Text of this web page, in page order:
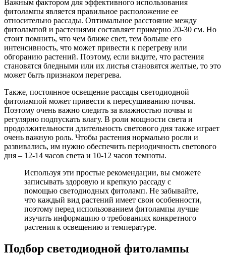
Важным фактором для эффективного использования
фитолампы является правильное расположение ее
относительно рассады. Оптимальное расстояние между
фитолампой и растениями составляет примерно 20-30 см. Но
стоит помнить, что чем ближе свет, тем больше его
интенсивность, что может привести к перегреву или
обгоранию растений. Поэтому, если видите, что растения
становятся бледными или их листья становятся желтые, то это
может быть признаком перегрева.
Также, постоянное освещение рассады светодиодной
фитолампой может привести к пересушиванию почвы.
Поэтому очень важно следить за влажностью почвы и
регулярно подпускать влагу. В роли мощности света и
продолжительности длительность светового дня также играет
очень важную роль. Чтобы растения нормально росли и
развивались, им нужно обеспечить периодичность светового
дня – 12-14 часов света и 10-12 часов темноты.
Используя эти простые рекомендации, вы сможете
записывать здоровую и крепкую рассаду с
помощью светодиодных фитоламп. Не забывайте,
что каждый вид растений имеет свои особенности,
поэтому перед использованием фитолампы лучше
изучить информацию о требованиях конкретного
растения к освещению и температуре.
Подбор светодиодной фитолампы